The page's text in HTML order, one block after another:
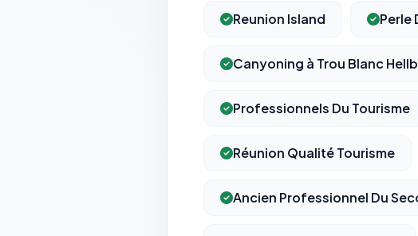
Reunion Island Perle
Canyoning à Trou Blanc
Professionnels Du Tourisme
Réunion Qualité Tourisme
Ancien Professionnel Du